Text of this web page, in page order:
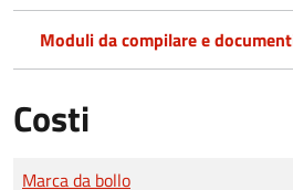
Moduli da compilare e
Costi
Tipo di pagamento
Importo
Marca da bollo